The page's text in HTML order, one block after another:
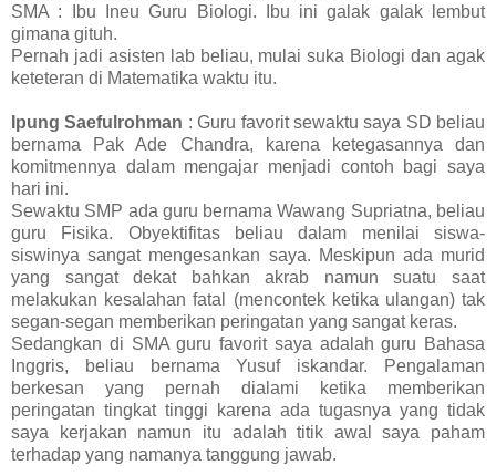
SMA : Ibu Ineu Guru Biologi. Ibu ini galak galak lembut
gimana gituh.
Pernah jadi asisten lab beliau, mulai suka Biologi dan agak
keteteran di Matematika waktu itu.
Ipung Saefulrohman : Guru favorit sewaktu saya SD beliau
bernama Pak Ade Chandra, karena ketegasannya dan
komitmennya dalam mengajar menjadi contoh bagi saya
hari ini.
Sewaktu SMP ada guru bernama Wawang Supriatna, beliau
guru Fisika. Obyektifitas beliau dalam menilai siswa-
siswinya sangat mengesankan saya. Meskipun ada murid
yang sangat dekat bahkan akrab namun suatu saat
melakukan kesalahan fatal (mencontek ketika ulangan) tak
segan-segan memberikan peringatan yang sangat keras.
Sedangkan di SMA guru favorit saya adalah guru Bahasa
Inggris, beliau bernama Yusuf iskandar. Pengalaman
berkesan yang pernah dialami ketika memberikan
peringatan tingkat tinggi karena ada tugasnya yang tidak
saya kerjakan namun itu adalah titik awal saya paham
terhadap yang namanya tanggung jawab.